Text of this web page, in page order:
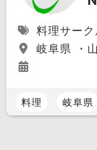
料理サーク
岐阜県 ・
料理 岐阜県